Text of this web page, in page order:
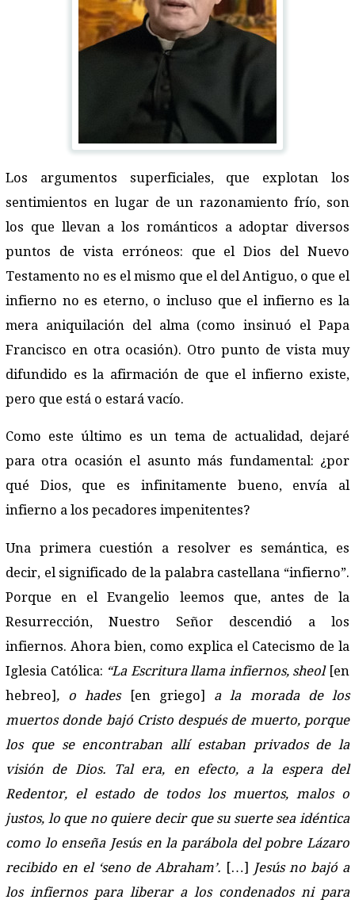
Los argumentos superficiales, que explotan los
sentimientos en lugar de un razonamiento frío, son
los que llevan a los románticos a adoptar diversos
puntos de vista erróneos: que el Dios del Nuevo
Testamento no es el mismo que el del Antiguo, o que el
infierno no es eterno, o incluso que el infierno es la
mera aniquilación del alma (como insinuó el Papa
Francisco en otra ocasión). Otro punto de vista muy
difundido es la afirmación de que el infierno existe,
pero que está o estará vacío.
Como este último es un tema de actualidad, dejaré
para otra ocasión el asunto más fundamental: ¿por
qué Dios, que es infinitamente bueno, envía al
infierno a los pecadores impenitentes?
Una primera cuestión a resolver es semántica, es
decir, el significado de la palabra castellana “infierno”.
Porque en el Evangelio leemos que, antes de la
Resurrección, Nuestro Señor descendió a los
infiernos. Ahora bien, como explica el Catecismo de la
Iglesia Católica: “La Escritura llama infiernos, sheol[en
hebreo] , ohades[en griego] a la morada de los
muertos donde bajó Cristo después de muerto, porque
los que se encontraban allí estaban privados de la
visión de Dios. Tal era, en efecto, a la espera del
Redentor, el estado de todos los muertos, malos o
justos, lo que no quiere decir que su suerte sea idéntica
como lo enseña Jesús en la parábola del pobre Lázaro
recibido en el ‘seno de Abraham’. […] Jesús no bajó a
los infiernos para liberar a los condenados ni para